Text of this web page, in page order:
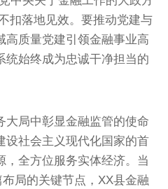
扣落地见效。要推动党建与
高质量党建引领金融事业高
统始终成为忠诚干净担当的
大局中彰显金融监管的使命
设社会主义现代化国家的首
，全方位服务实体经济。当
局的关键节点，XX县金融